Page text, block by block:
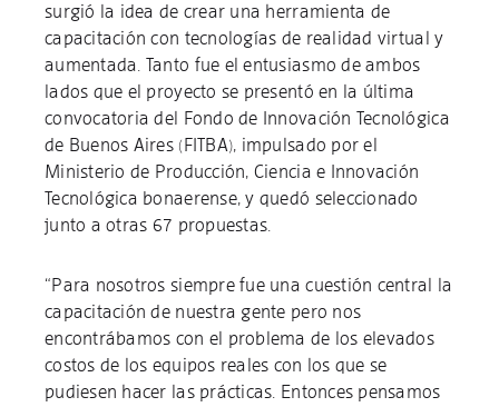
surgió la idea de crear una herramienta de
capacitación con tecnologías de realidad virtual y
aumentada. Tanto fue el entusiasmo de ambos
lados que el proyecto se presentó en la última
convocatoria del Fondo de Innovación Tecnológica
de Buenos Aires (FITBA), impulsado por el
Ministerio de Producción, Ciencia e Innovación
Tecnológica bonaerense, y quedó seleccionado
junto a otras 67 propuestas.
“Para nosotros siempre fue una cuestión central la
capacitación de nuestra gente pero nos
encontrábamos con el problema de los elevados
costos de los equipos reales con los que se
pudiesen hacer las prácticas. Entonces pensamos